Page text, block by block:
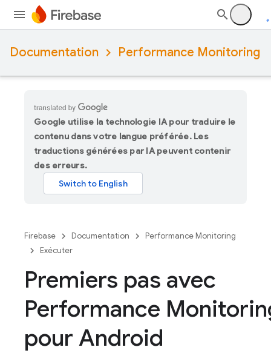
Documentation Performance Monitoring
Google utilise la technologie IA pour traduire le
contenu dans votre langue préférée. Les
traductions générées par IA peuvent contenir
des erreurs.
Firebase Documentation
Performance Monitoring
Exécuter
Premiers pas avec
Performance
pour Android